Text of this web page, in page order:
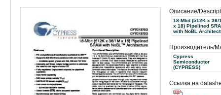
Описание/
18-Mbit (512K x 36/
x 18) Pipelined
with NoBL
Производитель/
Cypress
Semiconductor
(CYPRESS)
Ссылка на